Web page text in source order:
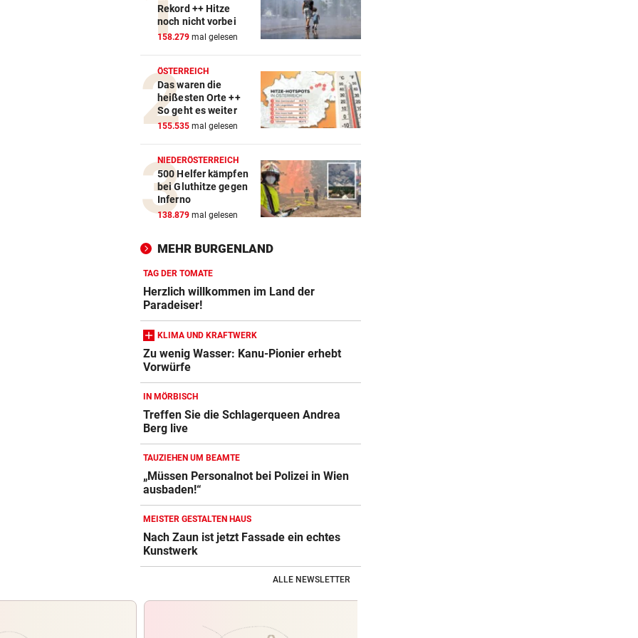
Rekord ++ Hitze
noch nicht vorbei
158.279 mal gelesen
ÖSTERREICH
Das waren die
heißesten Orte ++
So geht es weiter
155.535 mal gelesen
NIEDERÖSTERREICH
500 Helfer kämpfen
bei Gluthitze gegen
Inferno
138.879 mal gelesen
MEHR BURGENLAND
TAG DER TOMATE
Herzlich willkommen im Land der
Paradeiser!
KLIMA UND KRAFTWERK
Zu wenig Wasser: Kanu-Pionier erhebt
Vorwürfe
IN MÖRBISCH
Treffen Sie die Schlagerqueen Andrea
Berg live
TAUZIEHEN UM BEAMTE
„Müssen Personalnot bei Polizei in Wien
ausbaden!“
MEISTER GESTALTEN HAUS
Nach Zaun ist jetzt Fassade ein echtes
Kunstwerk
ALLE NEWSLETTER